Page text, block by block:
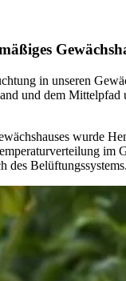
in unseren
und dem
wurde
im
des